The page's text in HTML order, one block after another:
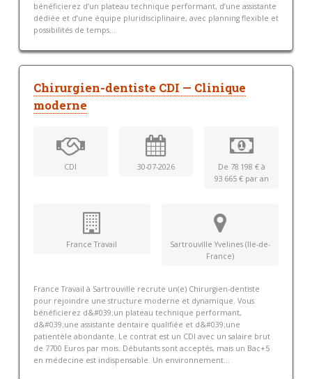
bénéficierez d’un plateau technique performant, d’une assistante
dédiée et d’une équipe pluridisciplinaire, avec planning flexible et
possibilités de temps...
Chirurgien-dentiste CDI — Clinique
moderne
CDI 30-07-2026
De 78 198 € à
93 665 € par an
France Travail
Sartrouville Yvelines (Ile-de-
France)
France Travail à Sartrouville recrute un(e) Chirurgien-dentiste
pour rejoindre une structure moderne et dynamique. Vous
bénéficierez d&#039;un plateau technique performant,
d&#039;une assistante dentaire qualifiée et d&#039;une
patientèle abondante. Le contrat est un CDI avec un salaire brut
de 7700 Euros par mois. Débutants sont acceptés, mais un Bac+5
en médecine est indispensable. Un environnement...